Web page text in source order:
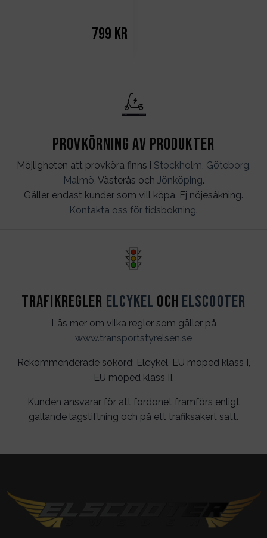
799 kr
Provkörning av produkter
Möjligheten att provköra finns i Stockholm, Göteborg,
Malmö, Västerås och Jönköping.
Gäller endast kunder som vill köpa. Ej nöjesåkning.
Kontakta oss för tidsbokning.
Trafikregler Elcykel och Elscooter
Läs mer om vilka regler som gäller på
www.transportstyrelsen.se
Rekommenderade sökord: Elcykel, EU moped klass I,
EU moped klass II.
Kunden ansvarar för att fordonet framförs enligt
gällande lagstiftning och på ett trafiksäkert sätt.